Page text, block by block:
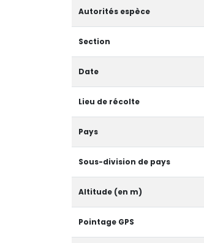
Autorités espèce
Section
Date
Lieu de récolte
Pays
Sous-division de pays
Altitude (en m)
Pointage GPS